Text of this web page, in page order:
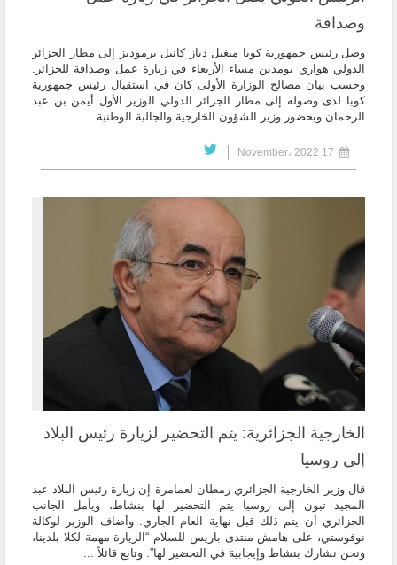
وصداقة
وصل رئيس جمهورية كوبا ميغيل دياز كانيل برموديز إلى مطار الجزائر
الدولي هواري بومدين مساء الأربعاء في زيارة عمل وصداقة للجزائر.
وحسب بيان مصالح الوزارة الأولى كان في استقبال رئيس جمهورية
كوبا لدى وصوله إلى مطار الجزائر الدولي الوزير الأول أيمن بن عبد
الرحمان وبحضور وزير الشؤون الخارجية والجالية الوطنية ...
الخارجية الجزائرية: يتم التحضير لزيارة رئيس البلاد
إلى روسيا
قال وزير الخارجية الجزائري رمطان لعمامرة إن زيارة رئيس البلاد عبد
المجيد تبون إلى روسيا يتم التحضير لها بنشاط، ويأمل الجانب
الجزائري أن يتم ذلك قبل نهاية العام الجاري. وأضاف الوزير لوكالة
نوفوستي، على هامش منتدى باريس للسلام “الزيارة مهمة لكلا بلدينا،
ونحن نشارك بنشاط وإيجابية في التحضير لها”. وتابع قائلاً ...